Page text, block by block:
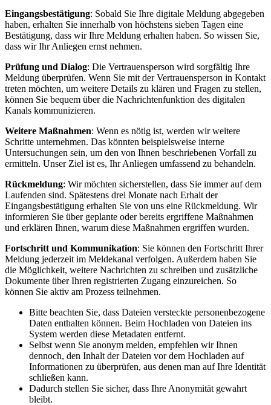
Eingangsbestätigung: Sobald Sie Ihre digitale Meldung abgegeben
haben, erhalten Sie innerhalb von höchstens sieben Tagen eine
Bestätigung, dass wir Ihre Meldung erhalten haben. So wissen Sie,
dass wir Ihr Anliegen ernst nehmen.
Prüfung und Dialog: Die Vertrauensperson wird sorgfältig Ihre
Meldung überprüfen. Wenn Sie mit der Vertrauensperson in Kontakt
treten möchten, um weitere Details zu klären und Fragen zu stellen,
können Sie bequem über die Nachrichtenfunktion des digitalen
Kanals kommunizieren.
Weitere Maßnahmen: Wenn es nötig ist, werden wir weitere
Schritte unternehmen. Das könnten beispielsweise interne
Untersuchungen sein, um den von Ihnen beschriebenen Vorfall zu
ermitteln. Unser Ziel ist es, Ihr Anliegen umfassend zu behandeln.
Rückmeldung: Wir möchten sicherstellen, dass Sie immer auf dem
Laufenden sind. Spätestens drei Monate nach Erhalt der
Eingangsbestätigung erhalten Sie von uns eine Rückmeldung. Wir
informieren Sie über geplante oder bereits ergriffene Maßnahmen
und erklären Ihnen, warum diese Maßnahmen ergriffen wurden.
Fortschritt und Kommunikation: Sie können den Fortschritt Ihrer
Meldung jederzeit im Meldekanal verfolgen. Außerdem haben Sie
die Möglichkeit, weitere Nachrichten zu schreiben und zusätzliche
Dokumente über Ihren registrierten Zugang einzureichen. So
können Sie aktiv am Prozess teilnehmen.
Bitte beachten Sie, dass Dateien versteckte personenbezogene
Daten enthalten können. Beim Hochladen von Dateien ins
System werden diese Metadaten entfernt.
Selbst wenn Sie anonym melden, empfehlen wir Ihnen
dennoch, den Inhalt der Dateien vor dem Hochladen auf
Informationen zu überprüfen, aus denen man auf Ihre Identität
schließen kann.
Dadurch stellen Sie sicher, dass Ihre Anonymität gewahrt
bleibt.